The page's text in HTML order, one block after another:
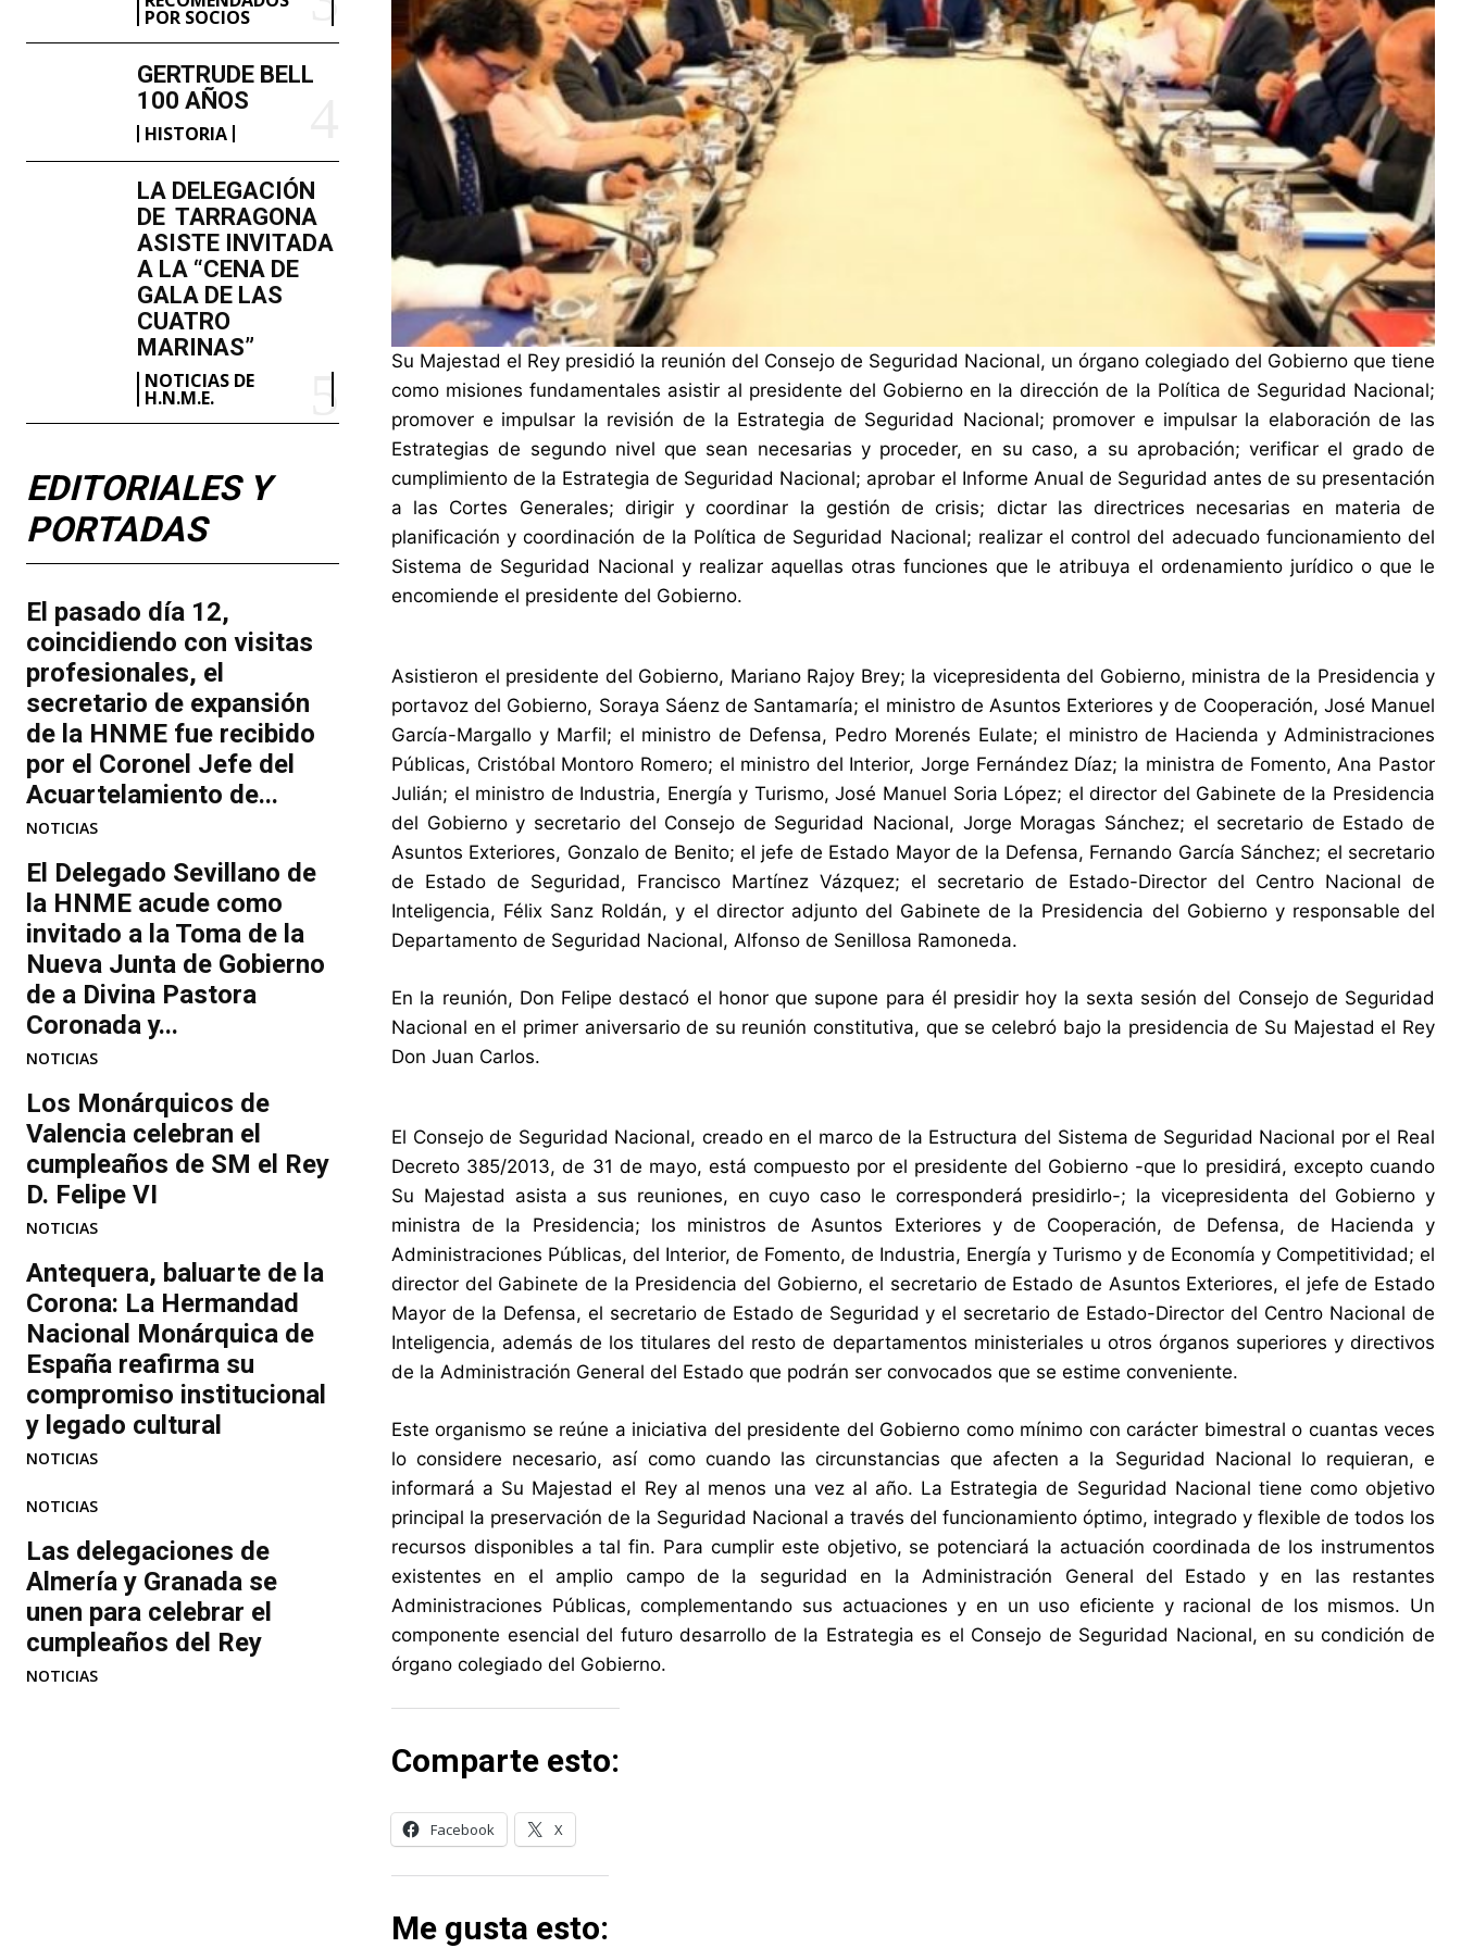
POR SOCIOS
GERTRUDE BELL
100 AÑOS
HISTORIA
LA DELEGACIÓN
DE TARRAGONA
ASISTE INVITADA
A LA “CENA DE
GALA DE LAS
CUATRO
MARINAS”
NOTICIAS DE
H.N.M.E.
EDITORIALES Y
PORTADAS
El pasado día 12,
coincidiendo con visitas
profesionales, el
secretario de expansión
de la HNME fue recibido
por el Coronel Jefe del
Acuartelamiento de...
NOTICIAS
El Delegado Sevillano de
la HNME acude como
invitado a la Toma de la
Nueva Junta de Gobierno
de a Divina Pastora
Coronada y...
NOTICIAS
Los Monárquicos de
Valencia celebran el
cumpleaños de SM el Rey
D. Felipe VI
NOTICIAS
Antequera, baluarte de la
Corona: La Hermandad
Nacional Monárquica de
España reafirma su
compromiso institucional
y legado cultural
NOTICIAS
NOTICIAS
Las delegaciones de
Almería y Granada se
unen para celebrar el
cumpleaños del Rey
NOTICIAS
Su Majestad el Rey presidió la reunión del Consejo de Seguridad Nacional, un órgano colegiado del Gobierno que tiene
como misiones fundamentales asistir al presidente del Gobierno en la dirección de la Política de Seguridad Nacional;
promover e impulsar la revisión de la Estrategia de Seguridad Nacional; promover e impulsar la elaboración de las
Estrategias de segundo nivel que sean necesarias y proceder, en su caso, a su aprobación; verificar el grado de
cumplimiento de la Estrategia de Seguridad Nacional; aprobar el Informe Anual de Seguridad antes de su presentación
a las Cortes Generales; dirigir y coordinar la gestión de crisis; dictar las directrices necesarias en materia de
planificación y coordinación de la Política de Seguridad Nacional; realizar el control del adecuado funcionamiento del
Sistema de Seguridad Nacional y realizar aquellas otras funciones que le atribuya el ordenamiento jurídico o que le
encomiende el presidente del Gobierno.
Asistieron el presidente del Gobierno, Mariano Rajoy Brey; la vicepresidenta del Gobierno, ministra de la Presidencia y
portavoz del Gobierno, Soraya Sáenz de Santamaría; el ministro de Asuntos Exteriores y de Cooperación, José Manuel
García-Margallo y Marfil; el ministro de Defensa, Pedro Morenés Eulate; el ministro de Hacienda y Administraciones
Públicas, Cristóbal Montoro Romero; el ministro del Interior, Jorge Fernández Díaz; la ministra de Fomento, Ana Pastor
Julián; el ministro de Industria, Energía y Turismo, José Manuel Soria López; el director del Gabinete de la Presidencia
del Gobierno y secretario del Consejo de Seguridad Nacional, Jorge Moragas Sánchez; el secretario de Estado de
Asuntos Exteriores, Gonzalo de Benito; el jefe de Estado Mayor de la Defensa, Fernando García Sánchez; el secretario
de Estado de Seguridad, Francisco Martínez Vázquez; el secretario de Estado-Director del Centro Nacional de
Inteligencia, Félix Sanz Roldán, y el director adjunto del Gabinete de la Presidencia del Gobierno y responsable del
Departamento de Seguridad Nacional, Alfonso de Senillosa Ramoneda.
En la reunión, Don Felipe destacó el honor que supone para él presidir hoy la sexta sesión del Consejo de Seguridad
Nacional en el primer aniversario de su reunión constitutiva, que se celebró bajo la presidencia de Su Majestad el Rey
Don Juan Carlos.
El Consejo de Seguridad Nacional, creado en el marco de la Estructura del Sistema de Seguridad Nacional por el Real
Decreto 385/2013, de 31 de mayo, está compuesto por el presidente del Gobierno -que lo presidirá, excepto cuando
Su Majestad asista a sus reuniones, en cuyo caso le corresponderá presidirlo-; la vicepresidenta del Gobierno y
ministra de la Presidencia; los ministros de Asuntos Exteriores y de Cooperación, de Defensa, de Hacienda y
Administraciones Públicas, del Interior, de Fomento, de Industria, Energía y Turismo y de Economía y Competitividad; el
director del Gabinete de la Presidencia del Gobierno, el secretario de Estado de Asuntos Exteriores, el jefe de Estado
Mayor de la Defensa, el secretario de Estado de Seguridad y el secretario de Estado-Director del Centro Nacional de
Inteligencia, además de los titulares del resto de departamentos ministeriales u otros órganos superiores y directivos
de la Administración General del Estado que podrán ser convocados que se estime conveniente.
Este organismo se reúne a iniciativa del presidente del Gobierno como mínimo con carácter bimestral o cuantas veces
lo considere necesario, así como cuando las circunstancias que afecten a la Seguridad Nacional lo requieran, e
informará a Su Majestad el Rey al menos una vez al año. La Estrategia de Seguridad Nacional tiene como objetivo
principal la preservación de la Seguridad Nacional a través del funcionamiento óptimo, integrado y flexible de todos los
recursos disponibles a tal fin. Para cumplir este objetivo, se potenciará la actuación coordinada de los instrumentos
existentes en el amplio campo de la seguridad en la Administración General del Estado y en las restantes
Administraciones Públicas, complementando sus actuaciones y en un uso eficiente y racional de los mismos. Un
componente esencial del futuro desarrollo de la Estrategia es el Consejo de Seguridad Nacional, en su condición de
órgano colegiado del Gobierno.
Comparte esto:
Facebook X
Me gusta esto: